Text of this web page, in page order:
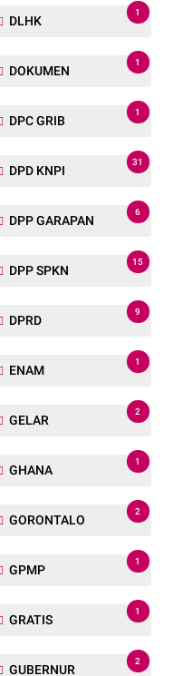
DLHK
1
DOKUMEN
1
DPC GRIB
1
DPD KNPI
31
DPP GARAPAN
6
DPP SPKN
15
DPRD
9
ENAM
1
GELAR
2
GHANA
1
GORONTALO
2
GPMP
1
GRATIS
1
GUBERNUR
2